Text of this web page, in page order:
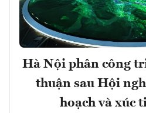
Hà Nội phân công
thuận sau Hội
hoạch và xúc